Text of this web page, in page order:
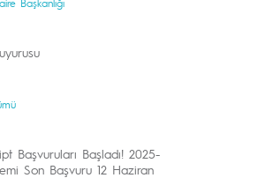
Başvuruları Başladı! 2025-
Son Başvuru 12 Haziran